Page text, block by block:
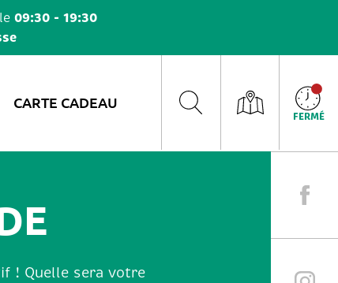
09:30 - 19:30
CARTE CADEAU
FERMÉ
! Quelle sera votre